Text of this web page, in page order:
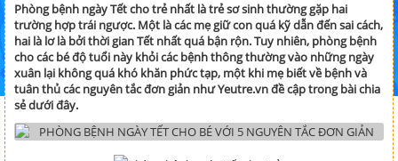
Phòng bệnh ngày Tết cho trẻ nhất là trẻ sơ sinh thường gặp hai
trường hợp trái ngược. Một là các mẹ giữ con quá kỹ dẫn đến sai cách,
hai là lơ là bởi thời gian Tết nhất quá bận rộn. Tuy nhiên, phòng bệnh
cho các bé độ tuổi này khỏi các bệnh thông thường vào những ngày
xuân lại không quá khó khăn phức tạp, một khi mẹ biết về bệnh và
tuân thủ các nguyên tắc đơn giản như Yeutre.vn đề cập trong bài chia
sẻ dưới đây.